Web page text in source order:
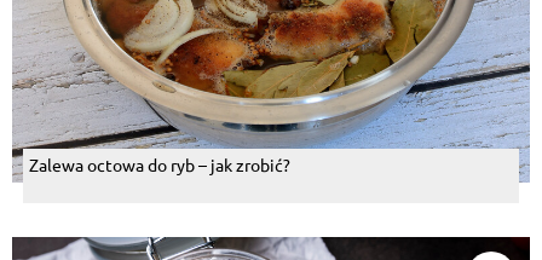
Paula Grochal, 14.04.2016
super
Odpowiedz
Lukasz Rusek , 02.04.2016
Zalewa octowa do ryb – jak zrobić?